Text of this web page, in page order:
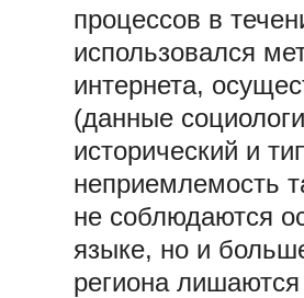
процессов в
использовался
интернета,
(данные
исторический и
неприемлемость
не соблюдаются
языке, но и
региона